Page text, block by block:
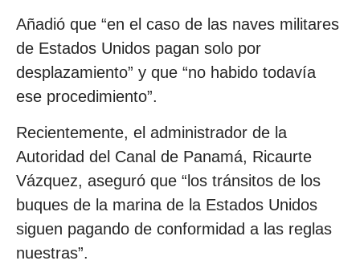
Añadió que “en el caso de las naves militares
de Estados Unidos pagan solo por
desplazamiento” y que “no habido todavía
ese procedimiento”.
Recientemente, el administrador de la
Autoridad del Canal de Panamá, Ricaurte
Vázquez, aseguró que “los tránsitos de los
buques de la marina de la Estados Unidos
siguen pagando de conformidad a las reglas
nuestras”.